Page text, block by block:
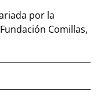
por la
Comillas,